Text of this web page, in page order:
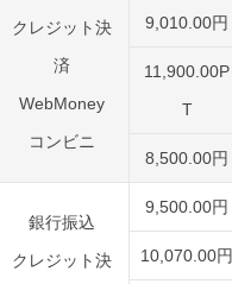
クレジット決
済
WebMoney
コンビニ
9,010.00円
11,900.00P
T
8,500.00円
銀行振込
クレジット決
9,500.00円
10,070.00円